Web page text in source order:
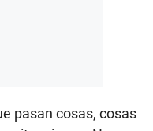
pasan cosas, cosas